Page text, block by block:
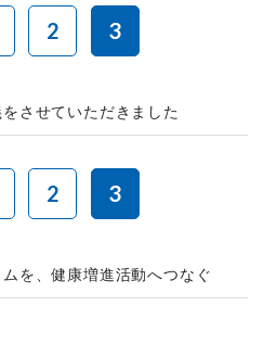
2 3
させていただきました
2 3
を、健康増進活動へつなぐ